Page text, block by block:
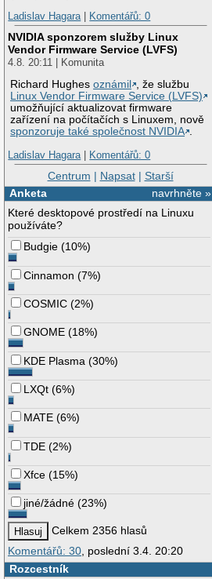
Ladislav Hagara| Komentářů: 0
NVIDIA sponzorem služby Linux
Vendor Firmware Service (LVFS)
4.8. 20:11 | Komunita
Richard Hughesoznámil
, že službu
Linux Vendor Firmware Service (LVFS)
umožňující aktualizovat firmware
zařízení na počítačích s Linuxem, nově
sponzoruje také společnost NVIDIA .
Ladislav Hagara| Komentářů: 0
Centrum | Napsat| Starší
navrhněte »
Anketa
Které desktopové prostředí na Linuxu
používáte?
Budgie (10%)
Cinnamon (7%)
COSMIC (2%)
GNOME (18%)
KDE Plasma (30%)
LXQt (6%)
MATE (6%)
TDE (2%)
Xfce (15%)
jiné/žádné (23%)
Celkem 2356 hlasů
Komentářů: 30 , poslední 3.4. 20:20
Rozcestník